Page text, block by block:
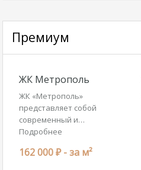
Премиум
ЖК Метрополь
ЖК «Метрополь»
представляет собой
современный и…
Подробнее
162 000 ₽ -за м²